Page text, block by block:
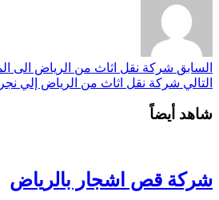
السابق شركة نقل اثاث من الرياض الى
التالي شركة نقل اثاث من الرياض إلي
شاهد أيضاً
شركة قص اشجار بالرياض